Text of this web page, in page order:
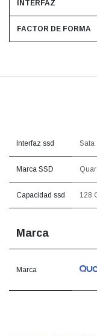
INTERFAZ
FACTOR DE FORMA
Interfaz ssd Sata
Marca SSD
Capacidad ssd 128
Marca
Marca